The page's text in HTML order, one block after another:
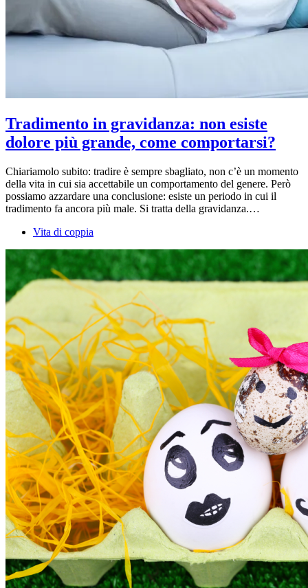
Tradimento in gravidanza: non esiste
dolore più grande, come comportarsi?
Chiariamolo subito: tradire è sempre sbagliato, non c’è un momento
della vita in cui sia accettabile un comportamento del genere. Però
possiamo azzardare una conclusione: esiste un periodo in cui il
tradimento fa ancora più male. Si tratta della gravidanza.…
Vita di coppia